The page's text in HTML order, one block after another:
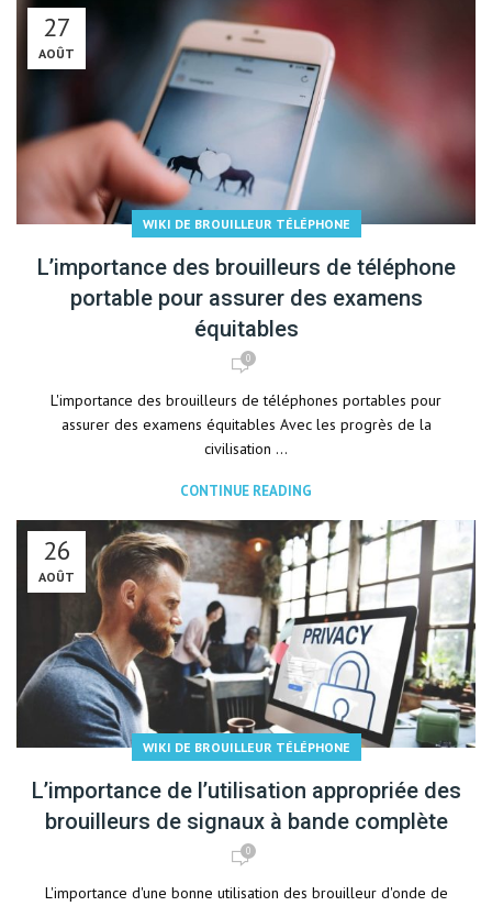
27
AOÛT
WIKI DE BROUILLEUR TÉLÉPHONE
L’importance des brouilleurs de téléphone
portable pour assurer des examens
équitables
0
L'importance des brouilleurs de téléphones portables pour
assurer des examens équitables Avec les progrès de la
civilisation ...
CONTINUE READING
26
AOÛT
WIKI DE BROUILLEUR TÉLÉPHONE
L’importance de l’utilisation appropriée des
brouilleurs de signaux à bande complète
0
L'importance d'une bonne utilisation des brouilleur d'onde de